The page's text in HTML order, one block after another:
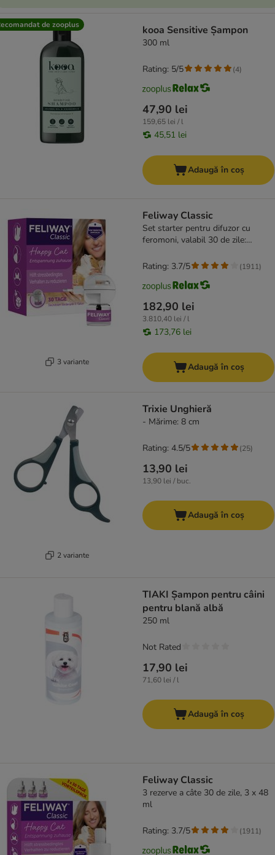
de zooplus kooa Sensitive Șampon
300 ml
47,90 lei
159,65 lei / l
45,51 lei
Rating: 5/5 (4)
Adaugă în coș
3 variante
Feliway Classic
Set starter pentru difuzor cu
feromoni, valabil 30 de zile:
182,90 lei
3.810,40 lei / l
173,76 lei
Rating: 3.7/5 (1911)
Adaugă în coș
2 variante
Trixie Unghieră
- Mărime: 8 cm
13,90 lei
13,90 lei / buc.
Rating: 4.5/5 (25)
Adaugă în coș
TIAKI Șampon pentru câini
pentru blană albă
250 ml
17,90 lei
71,60 lei / l
Not Rated
Adaugă în coș
Feliway Classic
3 rezerve a câte 30 de zile, 3 x 48
ml
Rating: 3.7/5 (1911)